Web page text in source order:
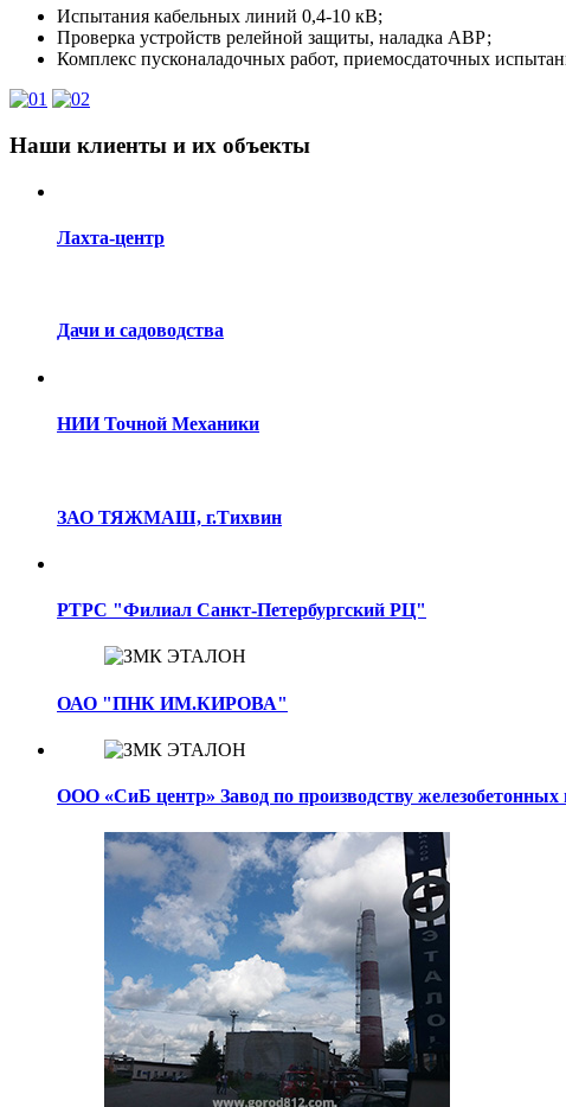
Испытания кабельных линий 0,4-10 кВ;
Проверка устройств релейной защиты, наладка АВР;
Комплекс пусконаладочных работ, приемосдаточных
Наши клиенты и их объекты
Лахта-центр
Дачи и садоводства
НИИ Точной Механики
ЗАО ТЯЖМАШ, г.Тихвин
РТРС "Филиал Санкт-Петербургский РЦ"
ОАО "ПНК ИМ.КИРОВА"
ООО «СиБ центр» Завод по производству железобетонных